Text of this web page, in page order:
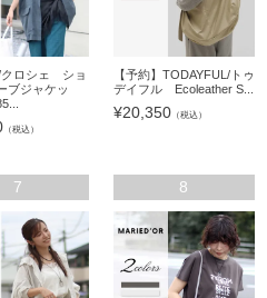
クロシェ ショ
ブジャケッ
（税込）
【予約】TODAYFUL/トゥ
デイフル Ecoleather S...
¥20,350（税込）
7 8